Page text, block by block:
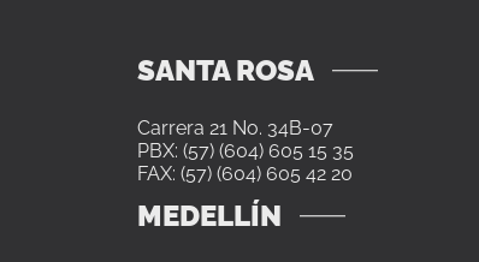
SANTA ROSA
Carrera 21 No. 34B-07
PBX: (57) (604) 605 15 35
FAX: (57) (604) 605 42 20
MEDELLÍN